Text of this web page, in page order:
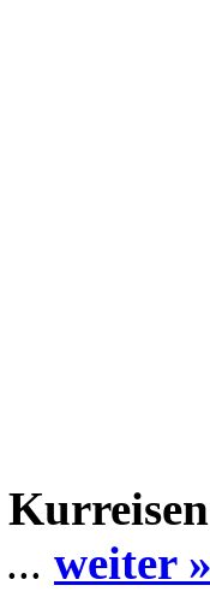
Kurreisen
weiter